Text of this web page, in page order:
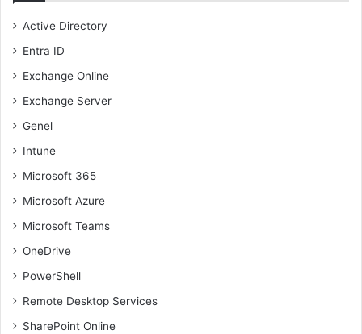
Active Directory
Entra ID
Exchange Online
Exchange Server
Genel
Intune
Microsoft 365
Microsoft Azure
Microsoft Teams
OneDrive
PowerShell
Remote Desktop Services
SharePoint Online